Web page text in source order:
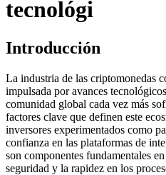
tecnológi
Introducción
La industria de las criptomonedas
impulsada por avances
comunidad global cada vez más
factores clave que definen este
inversores experimentados como
confianza en las plataformas de
son componentes fundamentales
seguridad y la rapidez en los